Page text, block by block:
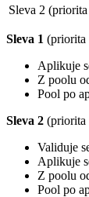
Sleva 2
Sleva 1 (priorita
Aplikuje
Z poolu
Pool po
Sleva 2 (priorita
Validuje
Aplikuje
Z poolu
Pool po